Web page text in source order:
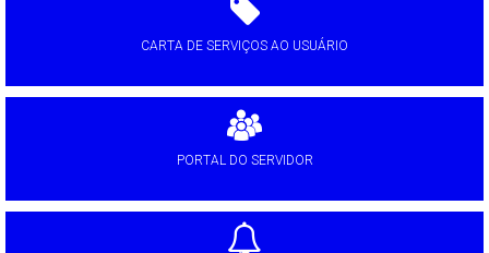
CARTA DE SERVIÇOS AO USUÁRIO
PORTAL DO SERVIDOR